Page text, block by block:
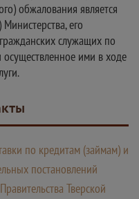
обжалования является
его
служащих по
ими в ходе
по кредитам (займам) и
постановлений
Тверской